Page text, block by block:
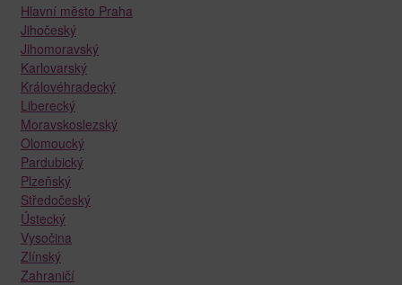
Hlavní město Praha
Jihočeský
Jihomoravský
Karlovarský
Královéhradecký
Liberecký
Moravskoslezský
Olomoucký
Pardubický
Plzeňský
Středočeský
Ústecký
Vysočina
Zlínský
Zahraničí